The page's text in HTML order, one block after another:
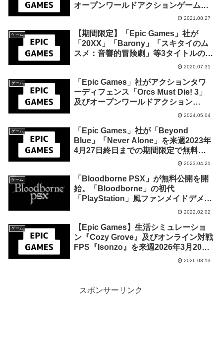
オープンワールドアクションゲーム
「セインツロウ：ザ・サード リマスタ
1週間限定で無料配布を開始！
2021.08.27
ゲーム
【期間限定】「Epic Games」社が
「20XX」「Barony」「スキタイのム
スメ：音響的冒険劇」等3タイトルの無
2020.07.31
ゲーム
「Epic Games」社がアクションタワ
ーディフェンス「Orcs Must Die! 3」
及びオープンワールドアクション
RPG「キャットクエスト2」を来週
料配布を開始！
2024.05.04
ゲーム
「Epic Games」社が「Beyond
Blue」「Never Alone」を来週2023年
4月27日終日までの期間限定で無料配
2023.04.21
ゲーム
「Bloodborne PSX」が無料公開を開
始。「Bloodborne」の初代
「PlayStation」風ファンメイドデメイ
2022.02.02
ゲーム
【Epic Games】生活シミュレーショ
ン『Cozy Grove』及びオンライン対戦
FPS『Isonzo』を来週2026年3月20日
0時までの期間限定で無料配布を開始！
2026.03.13
スポンサーリンク